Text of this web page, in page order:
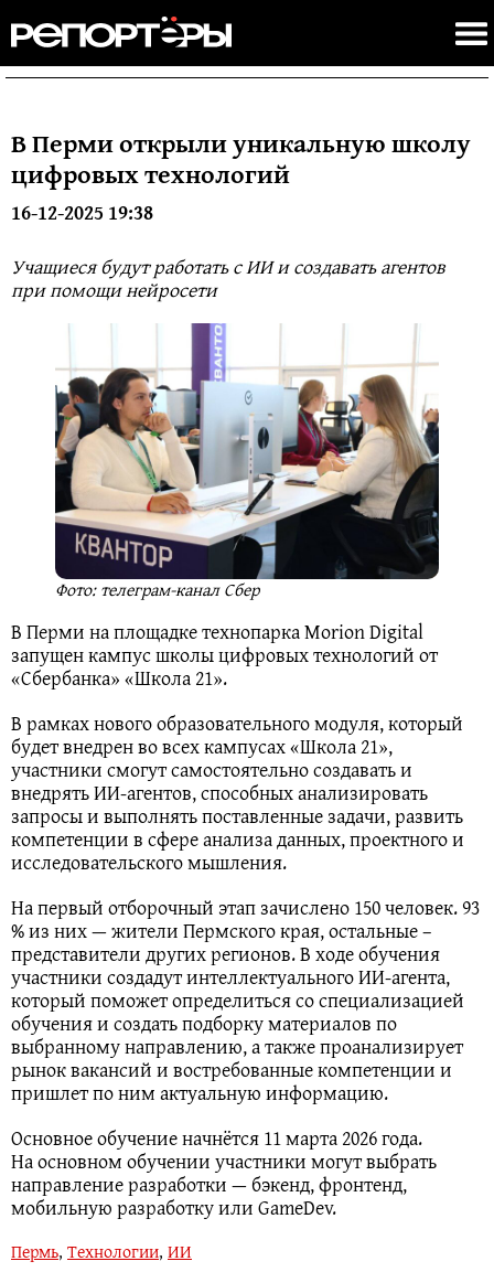
В Перми открыли уникальную школу
цифровых технологий
16-12-2025 19:38
Учащиеся будут работать с ИИ и создавать агентов
при помощи нейросети
Фото: телеграм-канал Сбер
В Перми на площадке технопарка Morion Digital
запущен кампус школы цифровых технологий от
«Сбербанка» «Школа 21».
В рамках нового образовательного модуля, который
будет внедрен во всех кампусах «Школа 21»,
участники смогут самостоятельно создавать и
внедрять ИИ-агентов, способных анализировать
запросы и выполнять поставленные задачи, развить
компетенции в сфере анализа данных, проектного и
исследовательского мышления.
На первый отборочный этап зачислено 150 человек. 93
% из них — жители Пермского края, остальные –
представители других регионов. В ходе обучения
участники создадут интеллектуального ИИ-агента,
который поможет определиться со специализацией
обучения и создать подборку материалов по
выбранному направлению, а также проанализирует
рынок вакансий и востребованные компетенции и
пришлет по ним актуальную информацию.
Основное обучение начнётся 11 марта 2026 года.
На основном обучении участники могут выбрать
направление разработки — бэкенд, фронтенд,
мобильную разработку или GameDev.
Пермь, Технологии, ИИ